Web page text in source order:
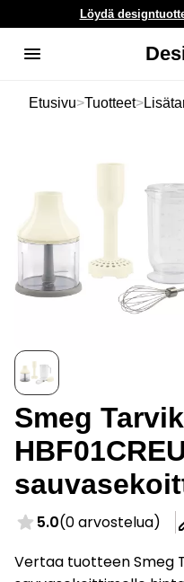
Löydä
Etusivu>Tuotteet>
Smeg
5.0(0 arvostelua)
Vertaa tuotteen Smeg